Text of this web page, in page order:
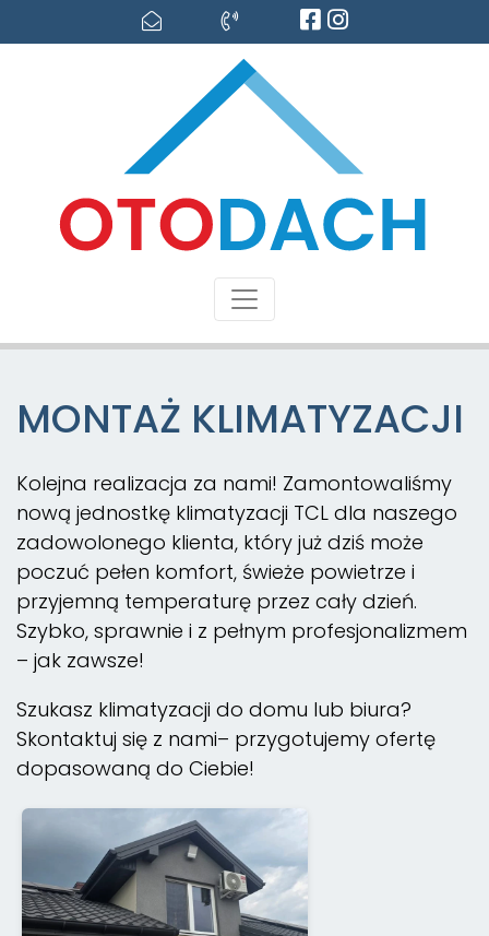
MONTAŻ KLIMATYZACJI
Kolejna realizacja za nami! Zamontowaliśmy
nową jednostkę klimatyzacji TCL dla naszego
zadowolonego klienta, który już dziś może
poczuć pełen komfort, świeże powietrze i
przyjemną temperaturę przez cały dzień.
Szybko, sprawnie i z pełnym profesjonalizmem
– jak zawsze!
Szukasz klimatyzacji do domu lub biura?
Skontaktuj się z nami– przygotujemy ofertę
dopasowaną do Ciebie!